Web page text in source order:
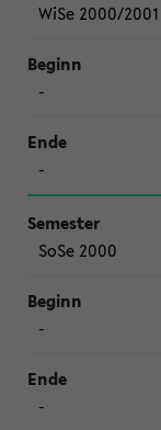
WiSe 2000/2001
-
-
SoSe 2000
-
-